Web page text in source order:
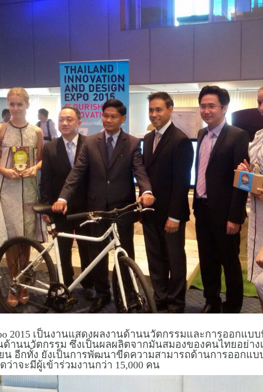
2015 เป็นงานแสดงผลงานด้านนวัตกรรมและการออกแ
านนวัตกรรม ซึ่งเป็นผลผลิตจากมันสมองของคนไทยอย่าง
อีกทั้ง ยังเป็นการพัฒนาขีดความสามารถด้านการออกแ
าจะมีผู้เข้าร่วมงานกว่า 15,000 คน